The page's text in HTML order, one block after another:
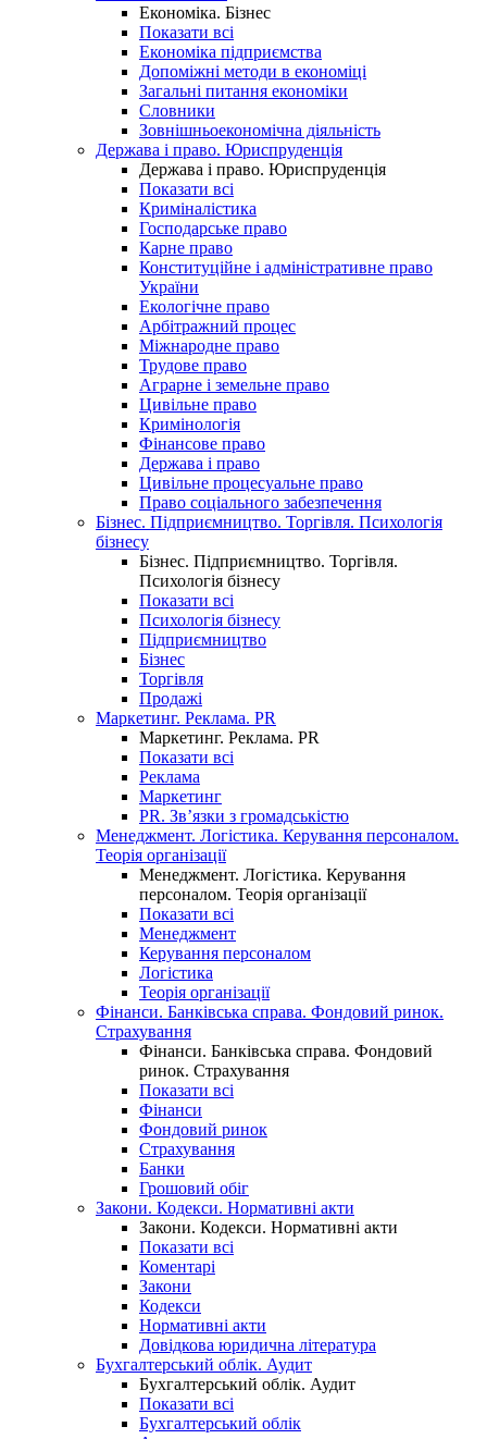
Економіка. Бізнес
Показати всі
Економіка підприємства
Допоміжні методи в економіці
Загальні питання економіки
Словники
Зовнішньоекономічна діяльність
Держава і право. Юриспруденція
Держава і право. Юриспруденція
Показати всі
Криміналістика
Господарське право
Карне право
Конституційне і адміністративне право
України
Екологічне право
Арбітражний процес
Міжнародне право
Трудове право
Аграрне і земельне право
Цивільне право
Кримінологія
Фінансове право
Держава і право
Цивільне процесуальне право
Право соціального забезпечення
Бізнес. Підприємництво. Торгівля. Психологія
бізнесу
Бізнес. Підприємництво. Торгівля.
Психологія бізнесу
Показати всі
Психологія бізнесу
Підприємництво
Бізнес
Торгівля
Продажі
Маркетинг. Реклама. PR
Маркетинг. Реклама. PR
Показати всі
Реклама
Маркетинг
PR. Зв’язки з громадськістю
Менеджмент. Логістика. Керування персоналом.
Теорія організації
Менеджмент. Логістика. Керування
персоналом. Теорія організації
Показати всі
Менеджмент
Керування персоналом
Логістика
Теорія організації
Фінанси. Банківська справа. Фондовий ринок.
Страхування
Фінанси. Банківська справа. Фондовий
ринок. Страхування
Показати всі
Фінанси
Фондовий ринок
Страхування
Банки
Грошовий обіг
Закони. Кодекси. Нормативні акти
Закони. Кодекси. Нормативні акти
Показати всі
Коментарі
Закони
Кодекси
Нормативні акти
Довідкова юридична література
Бухгалтерський облік. Аудит
Бухгалтерський облік. Аудит
Показати всі
Бухгалтерський облік